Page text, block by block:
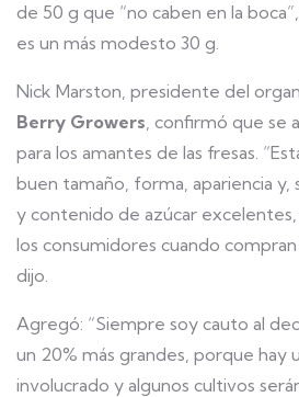
de 50 g que “no caben en la
es un más modesto 30 g.
Nick Marston, presidente del
Berry Growers, confirmó que se
para los amantes de las fresas.
buen tamaño, forma, apariencia
y contenido de azúcar
los consumidores cuando compran
dijo.
Agregó: “Siempre soy cauto al
un 20% más grandes, porque hay
involucrado y algunos cultivos